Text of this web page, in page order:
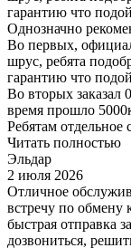
гарантию что
Однозначно
Во первых,
шрус, ребята
гарантию что
Во вторых заказал
время прошло
Ребятам отдельное
Читать полностью
Эльдар
2 июля 2026
Отличное
встречу по обмену
быстрая отправка
дозвониться,